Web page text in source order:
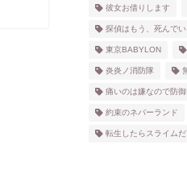
彼女お借りします
探偵はもう、死んでい
東京BABYLON
炎炎ノ消防隊
痛いのは嫌なので防
約束のネバーランド
転生したらスライム